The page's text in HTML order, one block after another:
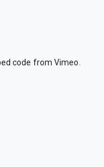
code from Vimeo.